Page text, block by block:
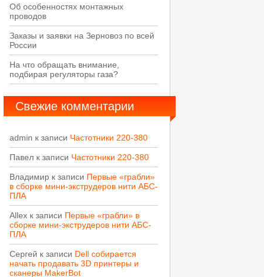
Об особенностях монтажных
проводов
Заказы и заявки на Зерновоз по всей
России
На что обращать внимание,
подбирая регуляторы газа?
Свежие комментарии
admin к записи Частотники 220-380
Павелк записи Частотники 220-380
Владимирк записи Первые «грабли»
в сборке мини-экструдеров нити АБС-
ПЛА
Allexк записи Первые «грабли» в
сборке мини-экструдеров нити АБС-
ПЛА
Сергей к записи Dell собирается
начать продавать 3D принтеры и
сканеры MakerBot